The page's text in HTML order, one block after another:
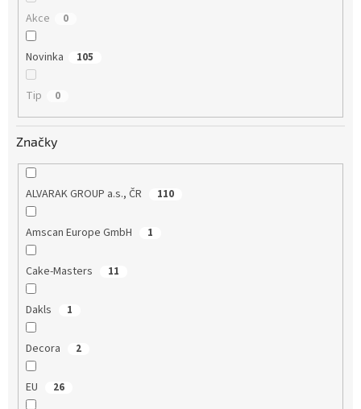
Akce 0
Novinka 105
Tip 0
Značky
ALVARAK GROUP a.s., ČR 110
Amscan Europe GmbH 1
Cake-Masters 11
Dakls 1
Decora 2
EU 26